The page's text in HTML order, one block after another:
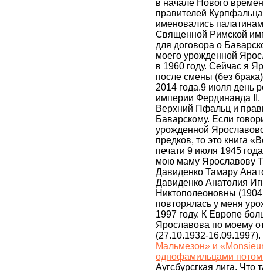
в начале Нового
правителей
именовались
Священной Римской
для договора о
моего урожденной
в 1960 году. Сейчас я
после смены (без
2014 года.9 июля день
империи Фердинанда II,
Верхний Пфальц и
Баварскому. Если
урожденной
предков, то это книга
печати 9 июля 1945
мою маму Ярославову
Давиденко Тамару
Давиденко Анатолия
Никтополеоновны
повторялась у меня
1997 году. К Европе
Ярославова по моему
(27.10.1932-16.09.1997).
Мальмезон» и
однофамильцами
Аугсбурсгкая лига. Что